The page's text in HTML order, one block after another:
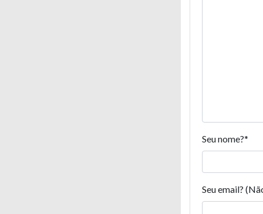
Seu nome?*
Seu email?